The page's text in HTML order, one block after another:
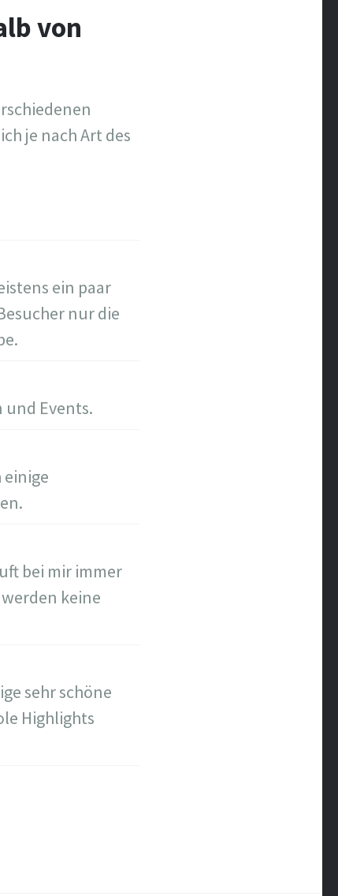
von
je nach Art des
ein paar
nur die
und Events.
bei mir immer
keine
sehr schöne
Highlights